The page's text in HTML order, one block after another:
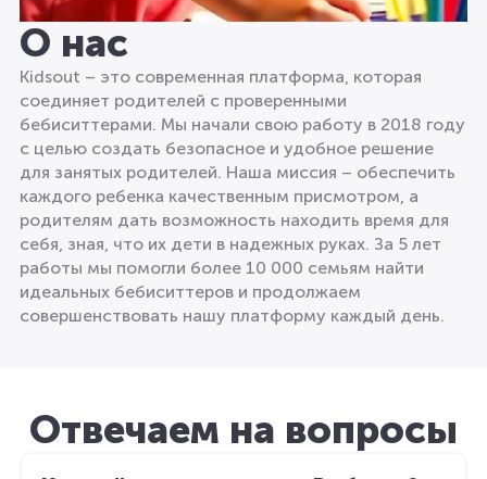
О нас
Kidsout – это современная платформа, которая
соединяет родителей с проверенными
бебиситтерами. Мы начали свою работу в 2018 году
с целью создать безопасное и удобное решение
для занятых родителей. Наша миссия – обеспечить
каждого ребенка качественным присмотром, а
родителям дать возможность находить время для
себя, зная, что их дети в надежных руках. За 5 лет
работы мы помогли более 10 000 семьям найти
идеальных бебиситтеров и продолжаем
совершенствовать нашу платформу каждый день.
Отвечаем на вопросы